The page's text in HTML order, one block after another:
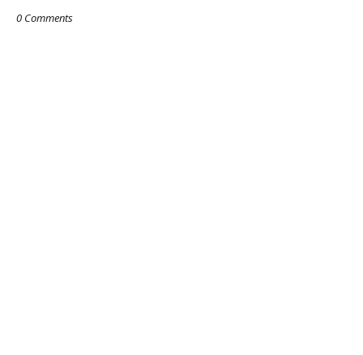
0 Comments